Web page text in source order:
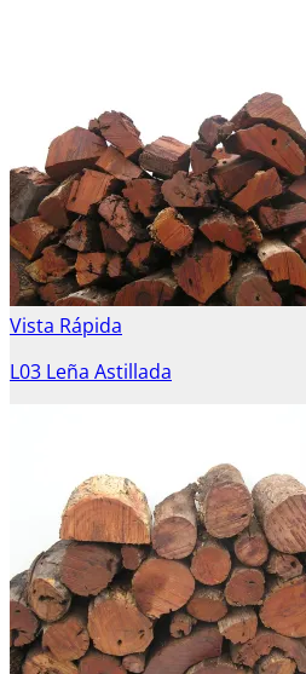
Vista Rápida
L03 Leña Astillada